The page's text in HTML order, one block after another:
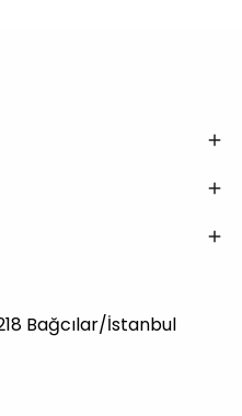
Bağcılar/İstanbul